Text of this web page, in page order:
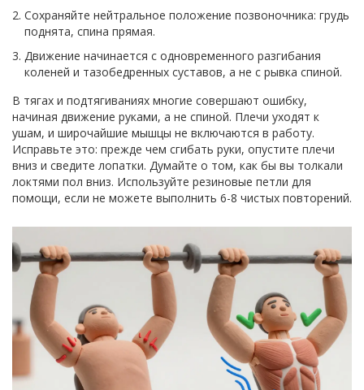
Сохраняйте нейтральное положение позвоночника: грудь
поднята, спина прямая.
Движение начинается с одновременного разгибания
коленей и тазобедренных суставов, а не с рывка спиной.
В тягах и подтягиваниях многие совершают ошибку,
начиная движение руками, а не спиной. Плечи уходят к
ушам, и широчайшие мышцы не включаются в работу.
Исправьте это: прежде чем сгибать руки, опустите плечи
вниз и сведите лопатки. Думайте о том, как бы вы толкали
локтями пол вниз. Используйте резиновые петли для
помощи, если не можете выполнить 6-8 чистых повторений.